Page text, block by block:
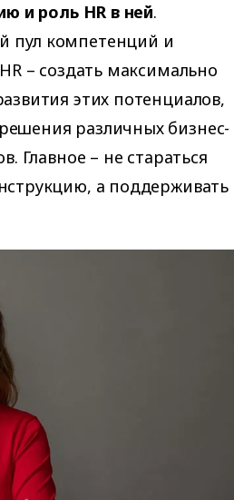
и роль HR в ней.
пул компетенций и
– создать максимально
этих потенциалов,
различных бизнес-
Главное – не стараться
а поддерживать